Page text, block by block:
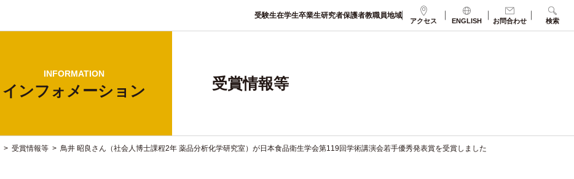
受験生在学生卒業生研究者保護者教職員地域
アクセス ENGLISH お問合わせ 検索
INFORMATION
インフォ メーション 受賞情報等
> 受賞情報等 > 鳥井 昭良さん（社会人博士課程2年 薬品分析化学研究室）が日本食品衛生学会第119回学術講演会若手優秀発表賞を受賞しました